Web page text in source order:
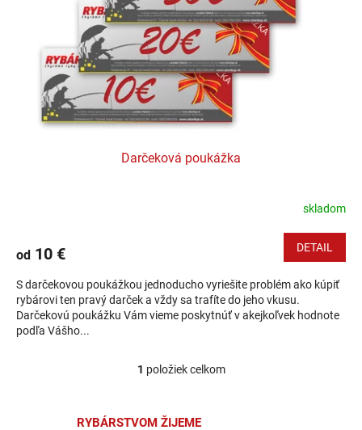
Darčeková poukážka
skladom
od 10 € DETAIL
S darčekovou poukážkou jednoducho vyriešite problém ako kúpiť
rybárovi ten pravý darček a vždy sa trafíte do jeho vkusu.
Darčekovú poukážku Vám vieme poskytnúť v akejkoľvek hodnote
podľa Vášho...
Ovládacie prvky výpisu
1 položiek celkom
RYBÁRSTVOM ŽIJEME